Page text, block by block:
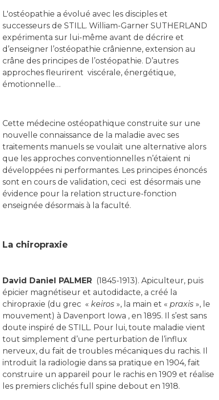
L'ostéopathie a évolué avec les disciples et
successeurs de STILL. William-Garner SUTHERLAND
expérimenta sur lui-même avant de décrire et
d’enseigner l’ostéopathie crânienne, extension au
crâne des principes de l’ostéopathie. D’autres
approches fleurirent viscérale, énergétique,
émotionnelle…
Cette médecine ostéopathique construite sur une
nouvelle connaissance de la maladie avec ses
traitements manuels se voulait une alternative alors
que les approches conventionnelles n’étaient ni
développées ni performantes. Les principes énoncés
sont en cours de validation, ceci est désormais une
évidence pour la relation structure-fonction
enseignée désormais à la faculté.
La chiropraxie
David Daniel PALMER (1845-1913). Apiculteur, puis
épicier magnétiseur et autodidacte, a créé la
chiropraxie (du grec « keiros », la main et « praxis », le
mouvement) à Davenport Iowa , en 1895. Il s’est sans
doute inspiré de STILL. Pour lui, toute maladie vient
tout simplement d’une perturbation de l’influx
nerveux, du fait de troubles mécaniques du rachis. Il
introduit la radiologie dans sa pratique en 1904, fait
construire un appareil pour le rachis en 1909 et réalise
les premiers clichés full spine debout en 1918.